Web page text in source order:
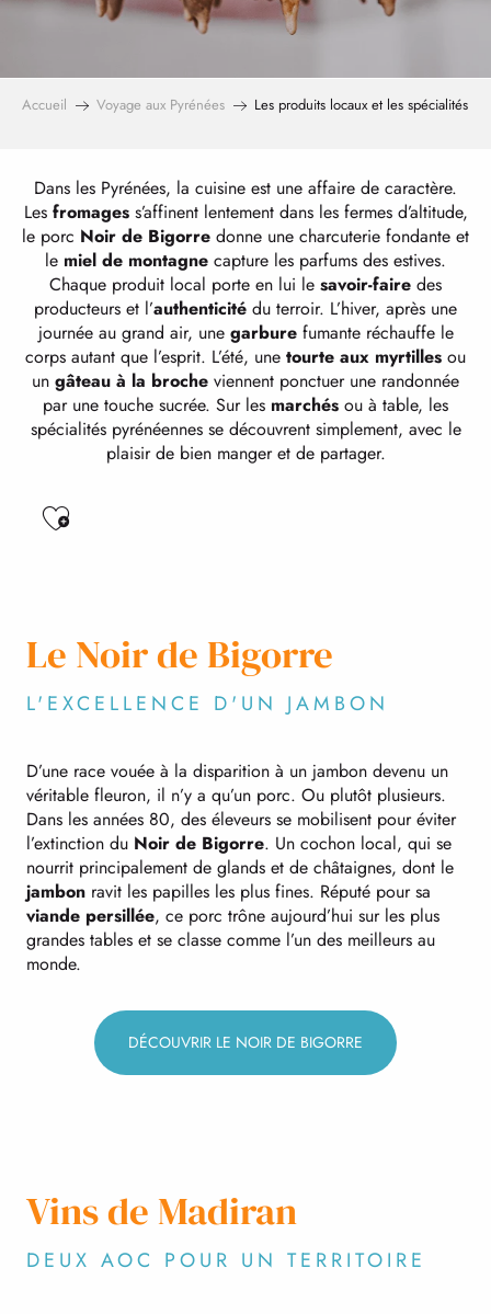
Accueil Voyage aux Pyrénées Les produits locaux et les spécialités
Dans les Pyrénées, la cuisine est une affaire de caractère.
Les fromagess’affinent lentement dans les fermes d’altitude,
le porc Noir de Bigorre donne une charcuterie fondante et
le miel de montagne capture les parfums des estives.
Chaque produit local porte en lui le savoir-faire des
producteurs et l’authenticité du terroir. L’hiver, après une
journée au grand air, une garburefumante réchauffe le
corps autant que l’esprit. L’été, une tourte aux myrtilles ou
un gâteau à la broche viennent ponctuer une randonnée
par une touche sucrée. Sur les marchés ou à table, les
spécialités pyrénéennes se découvrent simplement, avec le
plaisir de bien manger et de partager.
Ajouter aux favoris
Le Noir de Bigorre
L'EXCELLENCE D'UN JAMBON
D’une race vouée à la disparition à un jambon devenu un
véritable fleuron, il n’y a qu’un porc. Ou plutôt plusieurs.
Dans les années 80, des éleveurs se mobilisent pour éviter
l’extinction du Noir de Bigorre. Un cochon local, qui se
nourrit principalement de glands et de châtaignes, dont le
jambon ravit les papilles les plus fines. Réputé pour sa
viande persillée, ce porc trône aujourd’hui sur les plus
grandes tables et se classe comme l’un des meilleurs au
monde.
DÉCOUVRIR LE NOIR DE BIGORRE
Vins de Madiran
DEUX AOC POUR UN TERRITOIRE